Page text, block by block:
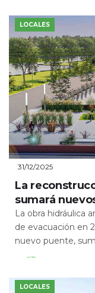
LOCALES
31/12/2025
La
sumará
La obra hidráulica
de evacuación en
nuevo puente,
Leer Más
LOCALES